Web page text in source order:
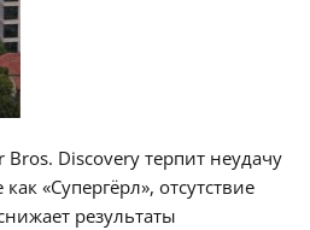
Bros. Discovery терпит неудачу
«Супергёрл», отсутствие
результаты